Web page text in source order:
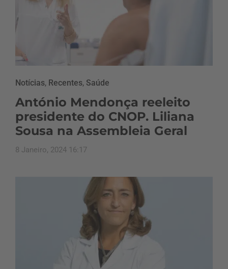
Notícias, Recentes, Saúde
António Mendonça reeleito
presidente do CNOP. Liliana
Sousa na Assembleia Geral
8 Janeiro, 2024 16:17